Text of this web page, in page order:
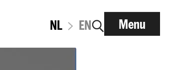
NL EN Menu